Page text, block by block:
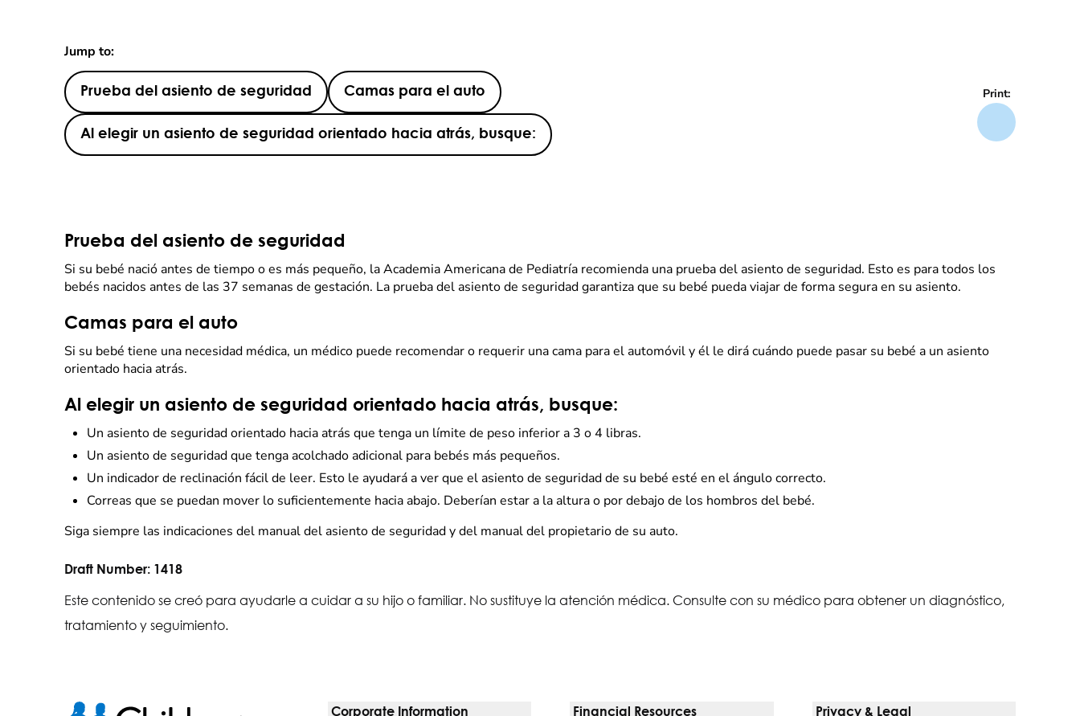
Jump to:
Prueba del asiento de seguridad Camas para el auto
Al elegir un asiento de seguridad orientado hacia atrás, busque:
Print:
Prueba del asiento de seguridad
Si su bebé nació antes de tiempo o es más pequeño, la Academia Americana de Pediatría recomienda una prueba del asiento de seguridad. Esto es para todos los
bebés nacidos antes de las 37 semanas de gestación. La prueba del asiento de seguridad garantiza que su bebé pueda viajar de forma segura en su asiento.
Camas para el auto
Si su bebé tiene una necesidad médica, un médico puede recomendar o requerir una cama para el automóvil y él le dirá cuándo puede pasar su bebé a un asiento
orientado hacia atrás.
Al elegir un asiento de seguridad orientado hacia atrás, busque:
Un asiento de seguridad orientado hacia atrás que tenga un límite de peso inferior a 3 o 4 libras.
Un asiento de seguridad que tenga acolchado adicional para bebés más pequeños.
Un indicador de reclinación fácil de leer. Esto le ayudará a ver que el asiento de seguridad de su bebé esté en el ángulo correcto.
Correas que se puedan mover lo suficientemente hacia abajo. Deberían estar a la altura o por debajo de los hombros del bebé.
Siga siempre las indicaciones del manual del asiento de seguridad y del manual del propietario de su auto.
Draft Number: 1418
Este contenido se creó para ayudarle a cuidar a su hijo o familiar. No sustituye la atención médica. Consulte con su médico para obtener un diagnóstico,
tratamiento y seguimiento.
Corporate Information Financial Resources Privacy & Legal